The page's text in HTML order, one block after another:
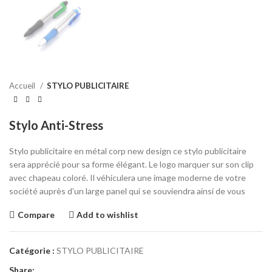
Accueil STYLO PUBLICITAIRE
Stylo Anti-Stress
Stylo publicitaire en métal corp new design ce stylo publicitaire
sera apprécié pour sa forme élégant. Le logo marquer sur son clip
avec chapeau coloré. Il véhiculera une image moderne de votre
société auprès d’un large panel qui se souviendra ainsi de vous
Compare Add to wishlist
Catégorie : STYLO PUBLICITAIRE